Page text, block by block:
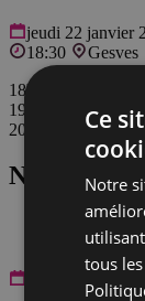
jeudi 22 janvier
18:30
Gesves
18h30 Accueil
19h00 Conférence
20h15 Walking
Nos
26 août 2026
Ce
Notre
tous